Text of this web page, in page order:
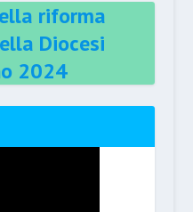
riforma
Diocesi
2024